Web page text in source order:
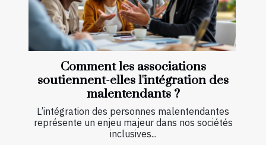
Comment les associations
soutiennent-elles l'intégration des
malentendants ?
L’intégration des personnes malentendantes
représente un enjeu majeur dans nos sociétés
inclusives...